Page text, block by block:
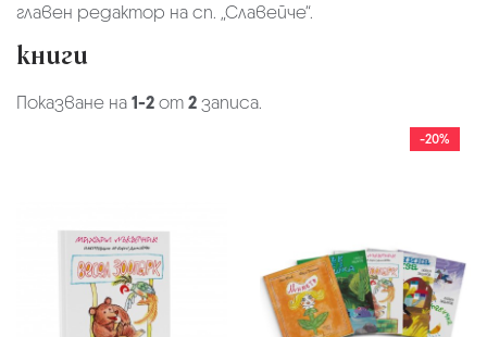
главен редактор на сп. „Славейче“.
книги
Показване на1-2от2записа.
-20%